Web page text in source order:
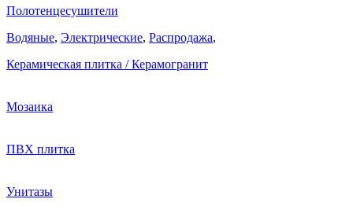
Полотенцесушители
Водяные, Электрические, Распродажа,
Керамическая плитка / Керамогранит
Мозаика
ПВХ плитка
Унитазы